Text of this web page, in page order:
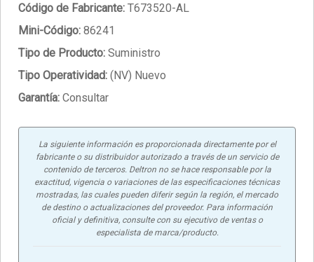
Código de Fabricante: T673520-AL
Mini-Código: 86241
Tipo de Producto: Suministro
Tipo Operatividad: (NV) Nuevo
Garantía: Consultar
La siguiente información es proporcionada directamente por el
fabricante o su distribuidor autorizado a través de un servicio de
contenido de terceros. Deltron no se hace responsable por la
exactitud, vigencia o variaciones de las especificaciones técnicas
mostradas, las cuales pueden diferir según la región, el mercado
de destino o actualizaciones del proveedor. Para información
oficial y definitiva, consulte con su ejecutivo de ventas o
especialista de marca/producto.